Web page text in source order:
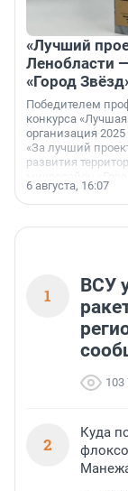
«Лучший
Ленобласти
«Город
Победителем
конкурса
организация
«За лучший
развития
6 августа, 16:07
1
ВСУ
103
2
Куда